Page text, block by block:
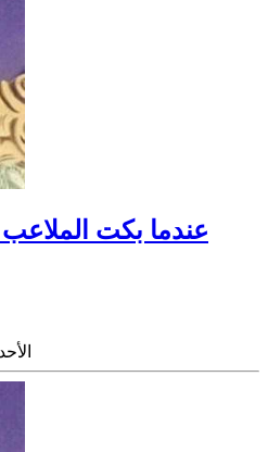
عندما بكت
الأحد - 02 أغسطس